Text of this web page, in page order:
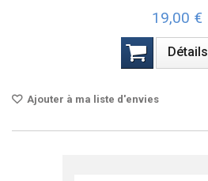
19,00 €
Détails
Ajouter à ma liste d'envies